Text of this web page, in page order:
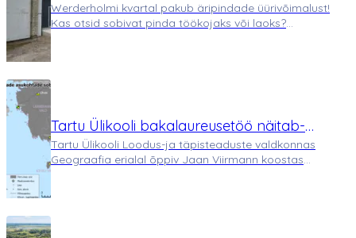
Werderholmi kvartal pakub äripindade üürivõimalust!
Kas otsid sobivat pinda töökojaks või laoks?
Tartu Ülikooli bakalaureusetöö näitab-
Werderholm sobivaim tööstusala Pärnumaal
Tartu Ülikooli Loodus-ja täpisteaduste valdkonnas
Geograafia erialal õppiv Jaan Viirmann koostas